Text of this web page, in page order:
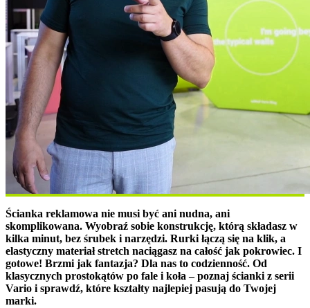
Ścianka reklamowa nie musi być ani nudna, ani
skomplikowana. Wyobraź sobie konstrukcję, którą składasz w
kilka minut, bez śrubek i narzędzi. Rurki łączą się na klik, a
elastyczny materiał stretch naciągasz na całość jak pokrowiec. I
gotowe! Brzmi jak fantazja? Dla nas to codzienność. Od
klasycznych prostokątów po fale i koła – poznaj ścianki z serii
Vario i sprawdź, które kształty najlepiej pasują do Twojej
marki.